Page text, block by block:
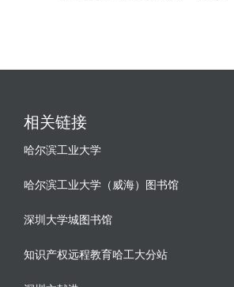
相关链接
哈尔滨工业大学
哈尔滨工业大学（威海）图书馆
深圳大学城图书馆
知识产权远程教育哈工大分站